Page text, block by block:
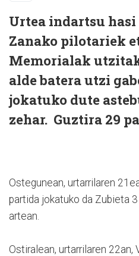
Urtea indartsu hasi
Zanako pilotariek
Memorialak
alde batera utzi
jokatuko dute
zehar. Guztira 29
Ostegunean, urtarrilaren
partida jokatuko da Zubieta
artean.
Ostiralean, urtarrilaren 22an,